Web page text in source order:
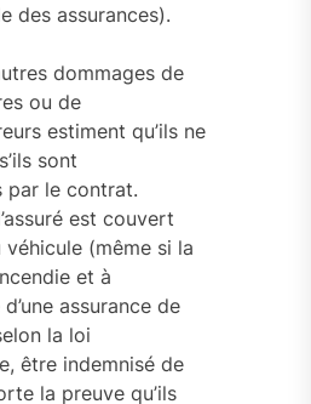
des assurances).
dommages de
ou de
estiment qu’ils ne
sont
par le contrat.
est couvert
(même si la
et à
assurance de
la loi
être indemnisé de
la preuve qu’ils